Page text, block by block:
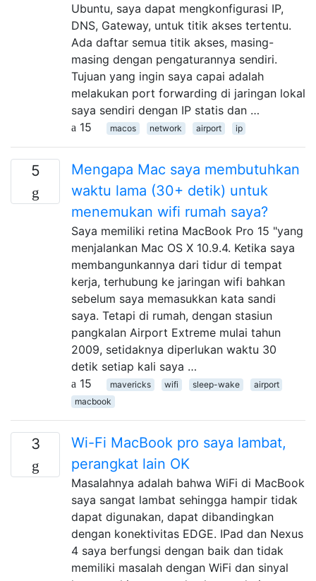
Ubuntu, saya dapat mengkonfigurasi IP,
DNS, Gateway, untuk titik akses tertentu.
Ada daftar semua titik akses, masing-
masing dengan pengaturannya sendiri.
Tujuan yang ingin saya capai adalah
melakukan port forwarding di jaringan lokal
saya sendiri dengan IP statis dan …
15
macos network airport ip
5
Mengapa Mac saya membutuhkan
waktu lama (30+ detik) untuk
menemukan wifi rumah saya?
Saya memiliki retina MacBook Pro 15 "yang
menjalankan Mac OS X 10.9.4. Ketika saya
membangunkannya dari tidur di tempat
kerja, terhubung ke jaringan wifi bahkan
sebelum saya memasukkan kata sandi
saya. Tetapi di rumah, dengan stasiun
pangkalan Airport Extreme mulai tahun
2009, setidaknya diperlukan waktu 30
detik setiap kali saya …
15
mavericks wifi sleep-wake
airport
macbook
3
Wi-Fi MacBook pro saya lambat,
perangkat lain OK
Masalahnya adalah bahwa WiFi di MacBook
saya sangat lambat sehingga hampir tidak
dapat digunakan, dapat dibandingkan
dengan konektivitas EDGE. IPad dan Nexus
4 saya berfungsi dengan baik dan tidak
memiliki masalah dengan WiFi dan sinyal